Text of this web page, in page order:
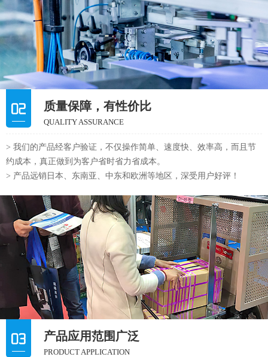
质量保障，有性价比
QUALITY ASSURANCE
> 我们的产品经客户验证，不仅操作简单、速度快、效率高，而且节
约成本，真正做到为客户省时省力省成本。
> 产品远销日本、东南亚、中东和欧洲等地区，深受用户好评！
产品应用范围广泛
PRODUCT APPLICATION